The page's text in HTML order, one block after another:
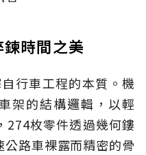
時間之美
行車工程的本質。機
架的結構邏輯，以輕
274枚零件透過幾何鏤
路車裸露而精密的骨